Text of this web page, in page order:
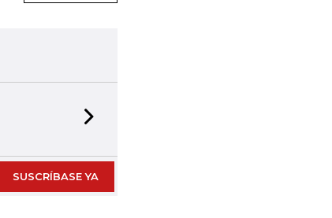
SUSCRÍBASE YA